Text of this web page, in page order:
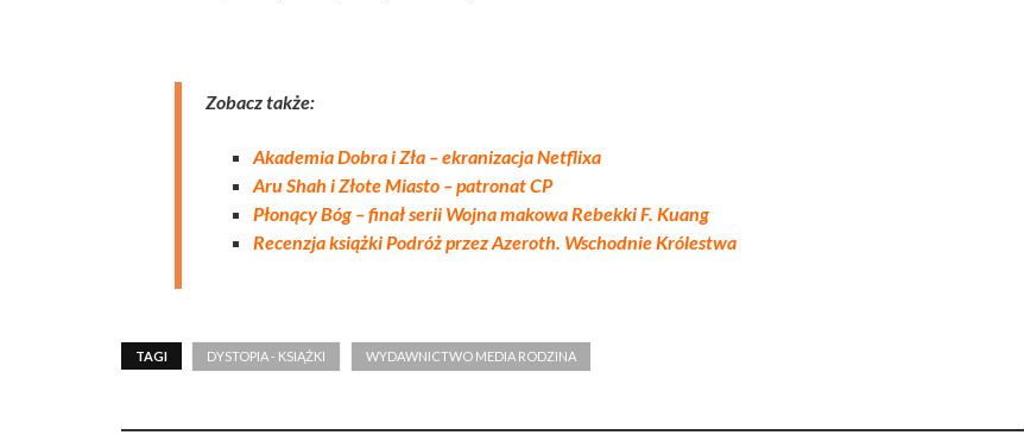
Zobacz także:
Akademia Dobra i Zła – ekranizacja Netflixa
Aru Shah i Złote Miasto – patronat CP
Płonący Bóg – finał serii Wojna makowa Rebekki F. Kuang
Recenzja książki Podróż przez Azeroth. Wschodnie Królestwa
TAGI DYSTOPIA - KSIĄŻKI WYDAWNICTWO MEDIA RODZINA